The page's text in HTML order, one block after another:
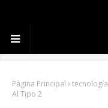
Página Principal tecnología
Al Tipo 2